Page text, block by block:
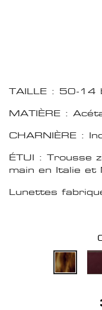
TAILLE : 50-14
MATIÈRE :
CHARNIÈRE :
ÉTUI : Trousse
main en Italie et
Lunettes